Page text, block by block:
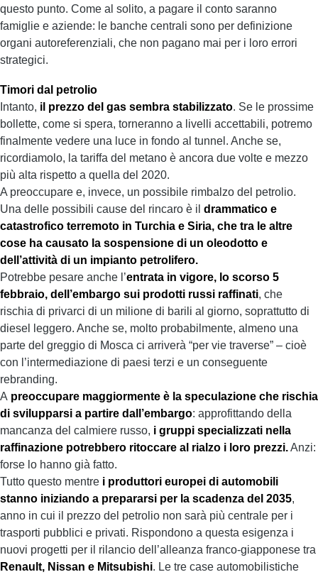
questo punto. Come al solito, a pagare il conto saranno
famiglie e aziende: le banche centrali sono per definizione
organi autoreferenziali, che non pagano mai per i loro errori
strategici.
Timori dal petrolio
Intanto, il prezzo del gas sembra stabilizzato. Se le prossime
bollette, come si spera, torneranno a livelli accettabili, potremo
finalmente vedere una luce in fondo al tunnel. Anche se,
ricordiamolo, la tariffa del metano è ancora due volte e mezzo
più alta rispetto a quella del 2020.
A preoccupare e, invece, un possibile rimbalzo del petrolio.
Una delle possibili cause del rincaro è il drammatico e
catastrofico terremoto in Turchia e Siria, che tra le altre
cose ha causato la sospensione di un oleodotto e
dell’attività di un impianto petrolifero.
Potrebbe pesare anche l’entrata in vigore, lo scorso 5
febbraio, dell’embargo sui prodotti russi raffinati, che
rischia di privarci di un milione di barili al giorno, soprattutto di
diesel leggero. Anche se, molto probabilmente, almeno una
parte del greggio di Mosca ci arriverà “per vie traverse” – cioè
con l’intermediazione di paesi terzi e un conseguente
rebranding.
A preoccupare maggiormente è la speculazione che rischia
di svilupparsi a partire dall’embargo: approfittando della
mancanza del calmiere russo, i gruppi specializzati nella
raffinazione potrebbero ritoccare al rialzo i loro prezzi.Anzi:
forse lo hanno già fatto.
Tutto questo mentre i produttori europei di automobili
stanno iniziando a prepararsi per la scadenza del 2035,
anno in cui il prezzo del petrolio non sarà più centrale per i
trasporti pubblici e privati. Rispondono a questa esigenza i
nuovi progetti per il rilancio dell’alleanza franco-giapponese tra
Renault, Nissan e Mitsubishi. Le tre case automobilistiche